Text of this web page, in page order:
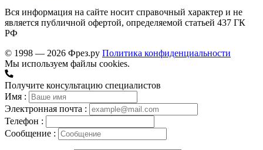
Вся информация на сайте носит справочный характер и не
является публичной офертой, определяемой статьей 437 ГК
РФ
© 1998 — 2026 Фрез.ру Политика конфиденциальности
Мы используем файлы cookies.
Получите консультацию специалистов
Имя :
Электронная почта :
Телефон :
Сообщение :